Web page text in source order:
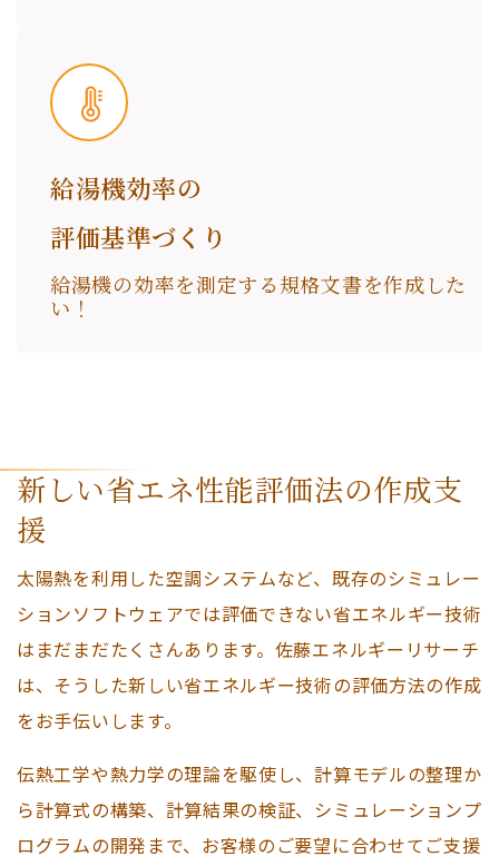
給湯機効率の
評価基準づくり
給湯機の効率を測定する規格文書を作成した
い！
新しい省エネ性能評価法の作成支
援
太陽熱を利用した空調システムなど、既存のシミュレー
ションソフトウェアでは評価できない省エネルギー技術
はまだまだたくさんあります。佐藤エネルギーリサーチ
は、そうした新しい省エネルギー技術の評価方法の作成
をお手伝いします。
伝熱工学や熱力学の理論を駆使し、計算モデルの整理か
ら計算式の構築、計算結果の検証、シミュレーションプ
ログラムの開発まで、お客様のご要望に合わせてご支援